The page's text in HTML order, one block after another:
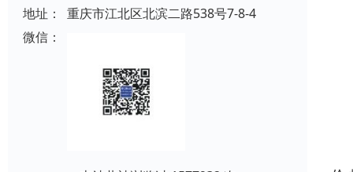
地址：
重庆市江北区北滨二路538号7-8-4
微信：